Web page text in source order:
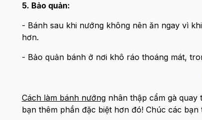
5. Bảo quản:
- Bánh sau khi nướng không nên ăn ngay vì
hơn.
- Bảo quản bánh ở nơi khô ráo thoáng mát,
Cách làm bánh nướngnhân thập cẩm gà quay
bạn thêm phần đặc biệt hơn đó! Chúc các bạn